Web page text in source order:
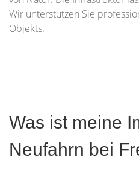
Wir unterstützen Sie
Objekts.
Was ist meine
Neufahrn bei